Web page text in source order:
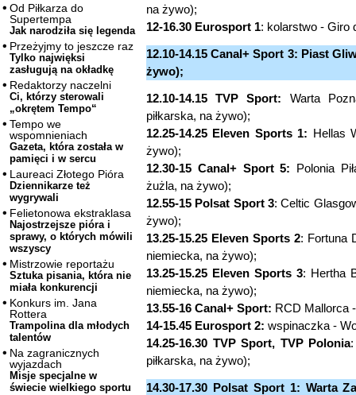
Od Piłkarza do
Supertempa
Jak narodziła się legenda
Przeżyjmy to jeszcze raz
Tylko najwięksi
zasługują na okładkę
Redaktorzy naczelni
Ci, którzy sterowali
„okrętem Tempo“
Tempo we
wspomnieniach
Gazeta, która została w
pamięci i w sercu
Laureaci Złotego Pióra
Dziennikarze też
wygrywali
Felietonowa ekstraklasa
Najostrzejsze pióra i
sprawy, o których mówili
wszyscy
Mistrzowie reportażu
Sztuka pisania, która nie
miała konkurencji
Konkurs im. Jana
Rottera
Trampolina dla młodych
talentów
Na zagranicznych
wyjazdach
Misje specjalne w
świecie wielkiego sportu
na żywo);
12-16.30 Eurosport 1: kolarstwo - Giro
12.10-14.15 Canal+ Sport 3: Piast
żywo);
12.10-14.15 TVP Sport: Warta
piłkarska, na żywo);
12.25-14.25 Eleven Sports 1: Hellas
żywo);
12.30-15 Canal+ Sport 5: Polonia
żużla, na żywo);
12.55-15 Polsat Sport 3: Celtic
żywo);
13.25-15.25 Eleven Sports 2: Fortuna
niemiecka, na żywo);
13.25-15.25 Eleven Sports 3: Hertha
niemiecka, na żywo);
13.55-16 Canal+ Sport: RCD Mallorca
14-15.45 Eurosport 2: wspinaczka -
14.25-16.30 TVP Sport, TVP Polonia
piłkarska, na żywo);
14.30-17.30 Polsat Sport 1: Warta